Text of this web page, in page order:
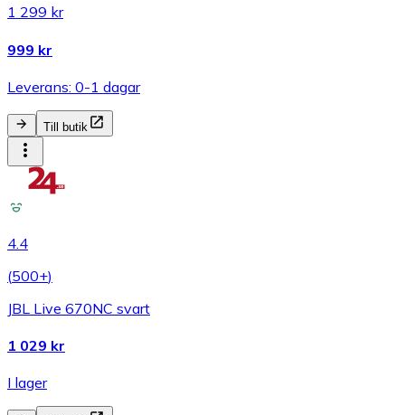
1 299 kr
999 kr
Leverans: 0-1 dagar
Till butik
4.4
(500+)
JBL Live 670NC svart
1 029 kr
I lager